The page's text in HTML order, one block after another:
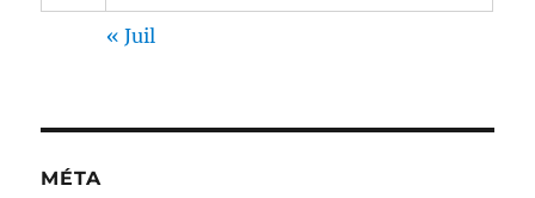
« Juil
MÉTA